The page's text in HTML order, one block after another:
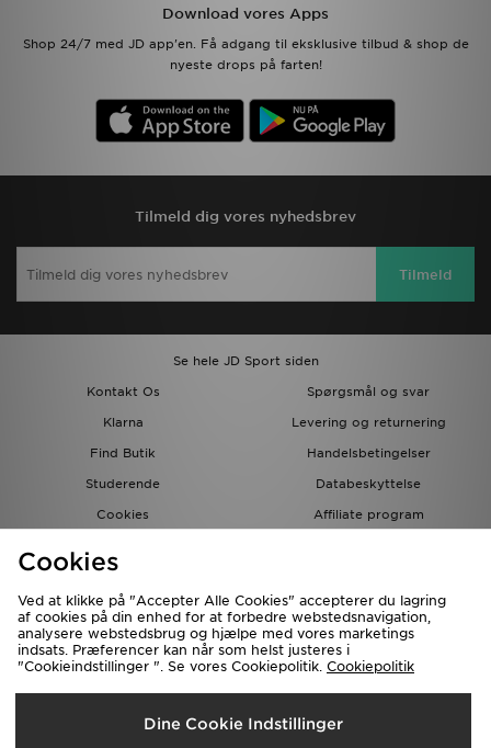
Download vores Apps
Shop 24/7 med JD app'en. Få adgang til eksklusive tilbud & shop de
nyeste drops på farten!
Tilmeld dig vores nyhedsbrev
Tilmeld
Se hele JD Sport siden
Kontakt Os
Spørgsmål og svar
Klarna
Levering og returnering
Find Butik
Handelsbetingelser
Studerende
Databeskyttelse
Cookies
Affiliate program
Forsendelse Til
Danmark
Cookies
Ved at klikke på "Accepter Alle Cookies" accepterer du lagring
af cookies på din enhed for at forbedre webstedsnavigation,
analysere webstedsbrug og hjælpe med vores marketings
indsats. Præferencer kan når som helst justeres i
"Cookieindstillinger ". Se vores Cookiepolitik. Cookiepolitik
Dine Cookie Indstillinger